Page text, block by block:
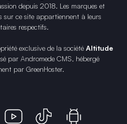
depuis 2018. Les marques et
sur ce site appartiennent à leurs
respectifs.
exclusive de la société Altitude
par Andromede CMS, hébergé
par GreenHoster.